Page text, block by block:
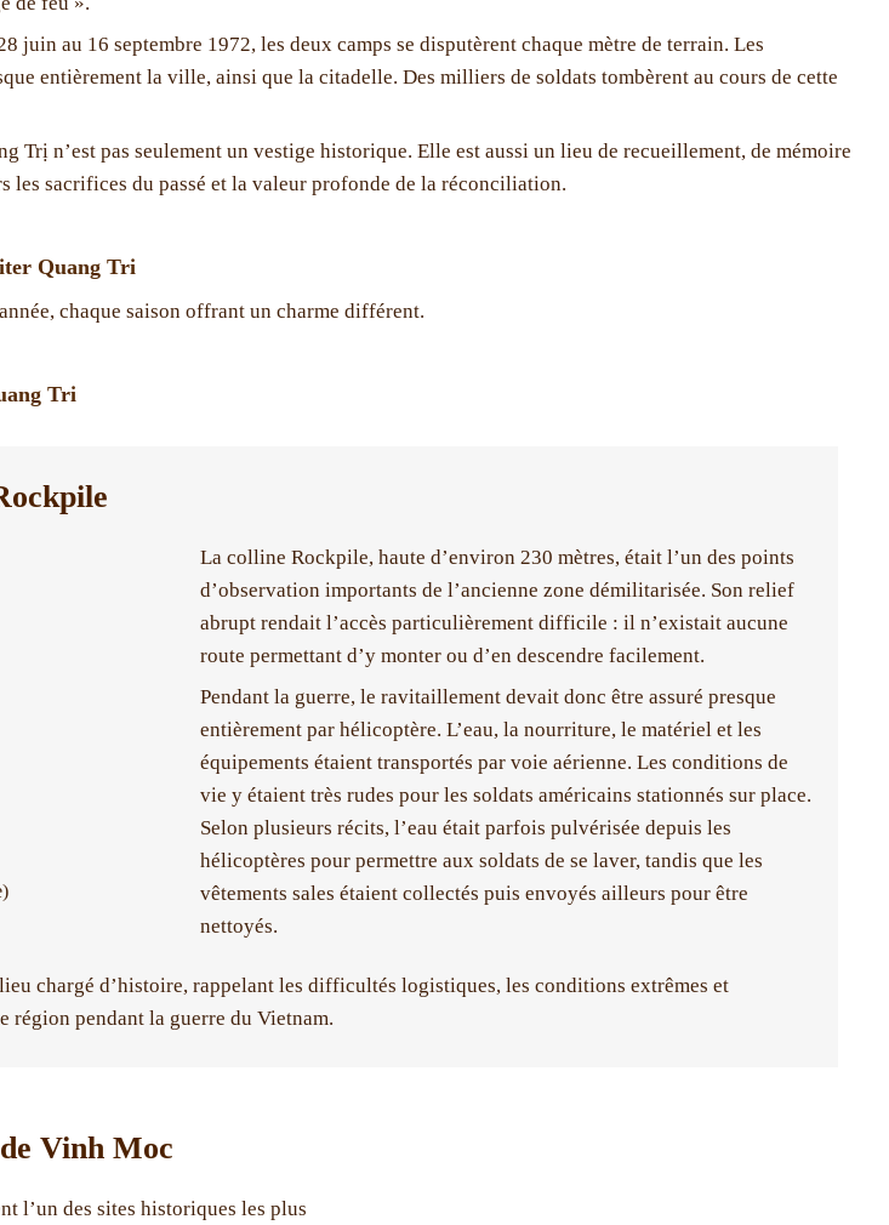
juin au 16 septembre 1972, les deux camps se disputèrent chaque mètre de terrain. Les
entièrement la ville, ainsi que la citadelle. Des milliers de soldats tombèrent au cours de cette
Trị n’est pas seulement un vestige historique. Elle est aussi un lieu de recueillement, de mémoire
les sacrifices du passé et la valeur profonde de la réconciliation.
Quang Tri
chaque saison offrant un charme différent.
Tri
La colline Rockpile, haute d’environ 230 mètres, était l’un des points
d’observation importants de l’ancienne zone démilitarisée. Son relief
abrupt rendait l’accès particulièrement difficile : il n’existait aucune
route permettant d’y monter ou d’en descendre facilement.
Pendant la guerre, le ravitaillement devait donc être assuré presque
entièrement par hélicoptère. L’eau, la nourriture, le matériel et les
équipements étaient transportés par voie aérienne. Les conditions de
vie y étaient très rudes pour les soldats américains stationnés sur place.
Selon plusieurs récits, l’eau était parfois pulvérisée depuis les
hélicoptères pour permettre aux soldats de se laver, tandis que les
vêtements sales étaient collectés puis envoyés ailleurs pour être
nettoyés.
chargé d’histoire, rappelant les difficultés logistiques, les conditions extrêmes et
région pendant la guerre du Vietnam.
Vinh Moc
l’un des sites historiques les plus